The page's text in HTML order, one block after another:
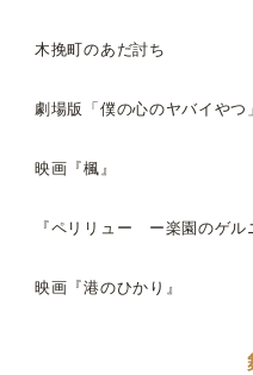
木挽町のあだ討ち
劇場版「僕の心のヤバイやつ」
映画『楓』
『ペリリュー ー楽園のゲル
映画『港のひかり』